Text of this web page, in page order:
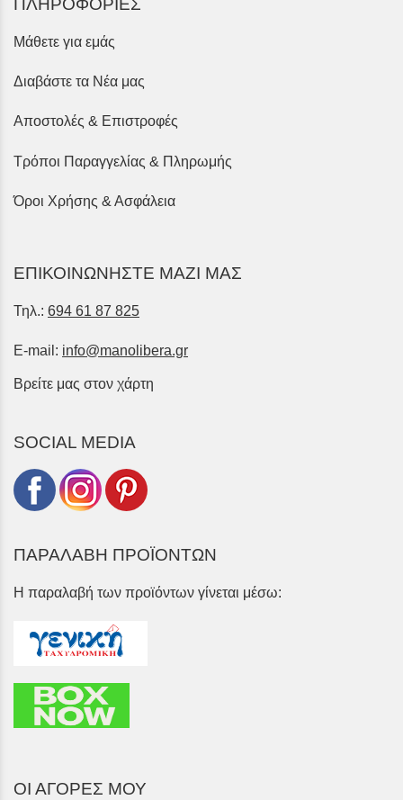
ΠΛΗΡΟΦΟΡΙΕΣ
Μάθετε για εμάς
Διαβάστε τα Νέα μας
Αποστολές & Επιστροφές
Τρόποι Παραγγελίας & Πληρωμής
Όροι Χρήσης & Ασφάλεια
ΕΠΙΚΟΙΝΩΝΗΣΤΕ ΜΑΖΙ ΜΑΣ
Τηλ.: 694 61 87 825
E-mail: info@manolibera.gr
Βρείτε μας στον χάρτη
SOCIAL MEDIA
ΠΑΡΑΛΑΒΗ ΠΡΟΪΟΝΤΩΝ
Η παραλαβή των προϊόντων γίνεται μέσω:
ΟΙ ΑΓΟΡΕΣ ΜΟΥ